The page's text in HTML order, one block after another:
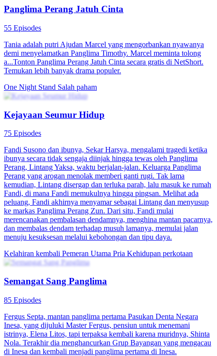
Panglima Perang Jatuh Cinta
55 Episodes
Tania adalah putri Ajudan Marcel yang mengorbankan nyawanya
demi menyelamatkan Panglima Timothy. Marcel meminta tolong
a...Tonton Panglima Perang Jatuh Cinta secara gratis di NetShort.
Temukan lebih banyak drama populer.
One Night Stand Salah paham
Kejayaan Seumur Hidup
75 Episodes
Fandi Susono dan ibunya, Sekar Harsya, mengalami tragedi ketika
ibunya secara tidak sengaja diinjak hingga tewas oleh Panglima
Perang, Lintang Yaksa, waktu berjalan-jalan. Keluarga Panglima
Perang yang arogan menolak memberi ganti rugi. Tak lama
kemudian, Lintang disergap dan terluka parah, lalu masuk ke rumah
Fandi, di mana Fandi memukulnya hingga pingsan. Melihat ada
peluang, Fandi akhirnya menyamar sebagai Lintang dan menyusup
ke markas Panglima Perang Zun. Dari situ, Fandi mulai
merencanakan pembalasan dendamnya, menghina mantan pacarnya,
dan membalas dendam terhadap musuh lamanya, memulai jalan
menuju kesuksesan melalui kebohongan dan tipu daya.
Kelahiran kembali Pemeran Utama Pria Kehidupan perkotaan
Semangat Sang Panglima
85 Episodes
Fergus Septa, mantan panglima pertama Pasukan Denta Negara
Inesa, yang dijuluki Master Fergus, pensiun untuk menemani
istrinya, Elena Litos, tapi terpaksa kembali karena muridnya, Shinta
Nola. Terakhir dia menghancurkan Grup Bayangan yang mengacau
di Inesa dan kembali menjadi panglima pertama di Inesa.